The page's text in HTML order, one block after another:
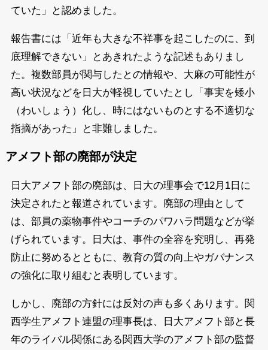
ていた」と認めました。
報告書には「近年も大きな不祥事を起こしたのに、到
底理解できない」とあきれたような記述もありまし
た。複数部員が関与したとの情報や、大麻の可能性が
高い状況などを日大が軽視していたとし「事実を矮小
（わいしょう）化し、時にはないものとする不適切な
指摘があった」と非難しました。
アメフト部の廃部が決定
日大アメフト部の廃部は、日大の理事会で12月1日に
決定されたと報道されています。廃部の理由として
は、部員の薬物事件やコーチのパワハラ問題などが挙
げられています。日大は、事件の全容を究明し、再発
防止に努めるとともに、教育の質の向上やガバナンス
の強化に取り組むと表明しています。
しかし、廃部の方針には反対の声も多くあります。関
西学生アメフト連盟の理事長は、日大アメフト部と長
年のライバル関係にある関西大学のアメフト部の監督